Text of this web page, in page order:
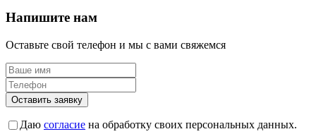
Напишите нам
Оставьте свой телефон и мы с вами свяжемся
Оставить заявку
Даю согласие на обработку своих персональных данных.